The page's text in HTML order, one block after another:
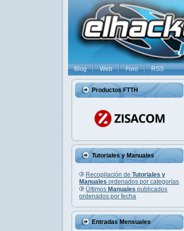
Blog Web Foro RSS
Productos FTTH
Tutoriales y Manuales
Recopilación de Tutoriales y
Manuales ordenados por categorías
Últimos Manuales publicados
ordenados por fecha
Entradas Mensuales